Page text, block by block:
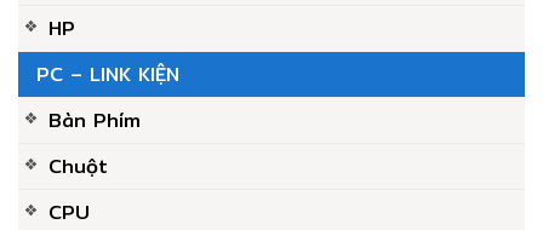
HP
PC – LINK KIỆN
Bàn Phím
Chuột
CPU